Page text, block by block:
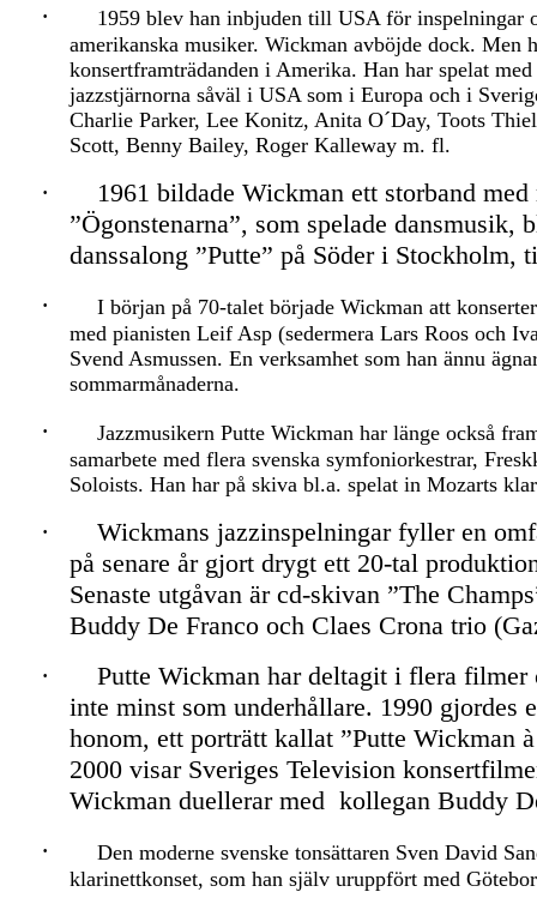
·
1959 blev han inbjuden till USA för inspelningar
amerikanska musiker. Wickman avböjde dock. Men
konsertframträdanden i Amerika. Han har spelat
jazzstjärnorna såväl i USA som i Europa och i
Charlie Parker, Lee Konitz, Anita O´Day, Toots
Scott, Benny Bailey, Roger Kalleway m. fl.
·
1961 bildade Wickman ett storband
”Ögonstenarna”, som spelade dansmusik,
danssalong ”Putte” på Söder i Stockholm,
·
I början på 70-talet började Wickman att
med pianisten Leif Asp (sedermera Lars Roos och
Svend Asmussen. En verksamhet som han ännu
sommarmånaderna.
·
Jazzmusikern Putte Wickman har länge också
samarbete med flera svenska symfoniorkestrar,
Soloists. Han har på skiva bl.a. spelat in Mozarts
·
Wickmans jazzinspelningar fyller en
på senare år gjort drygt ett 20-tal
Senaste utgåvan är cd-skivan ”The
Buddy De Franco och Claes Crona trio
·
Putte Wickman har deltagit i flera filmer
inte minst som underhållare. 1990 gjordes
honom, ett porträtt kallat ”Putte Wickman
2000 visar Sveriges Television
Wickman duellerar med kollegan Buddy
·
Den moderne svenske tonsättaren Sven David
klarinettkonset, som han själv uruppfört med